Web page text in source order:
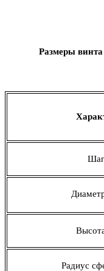
Размеры
Радиус